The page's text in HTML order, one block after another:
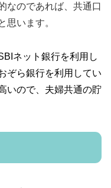
なのであれば、共通口
思います。
ネット銀行を利用し
ぞら銀行を利用してい
いので、夫婦共通の貯